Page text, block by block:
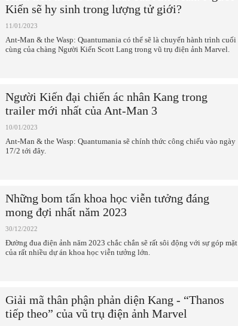
Kiến sẽ hy sinh trong lượng tử giới?
11/01/2023
Ant-Man & the Wasp: Quantumania có thể sẽ là chuyến hành trình cuối
cùng của chàng Người Kiến Scott Lang trong vũ trụ điện ảnh Marvel.
Người Kiến đại chiến ác nhân Kang trong
trailer mới nhất của Ant-Man 3
10/01/2023
Ant-Man & the Wasp: Quantumania sẽ chính thức công chiếu vào ngày
17/2 tới đây.
Những bom tấn khoa học viễn tưởng đáng
mong đợi nhất năm 2023
30/12/2022
Đường đua điện ảnh năm 2023 chắc chắn sẽ rất sôi động với sự góp mặt
của rất nhiều dự án khoa học viễn tưởng lớn.
Giải mã thân phận phản diện Kang - “Thanos
tiếp theo” của vũ trụ điện ảnh Marvel